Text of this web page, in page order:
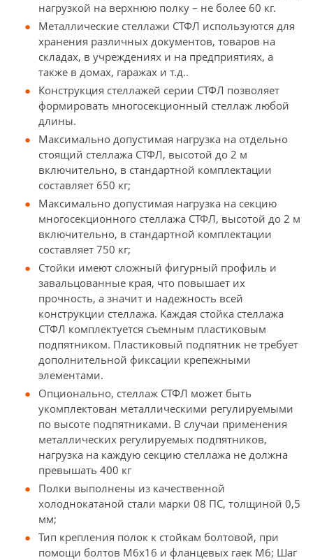
нагрузкой на верхнюю полку – не более 60 кг.
Металлические стеллажи СТФЛ используются для
хранения различных документов, товаров на
складах, в учреждениях и на предприятиях, а
также в домах, гаражах и т.д..
Конструкция стеллажей серии СТФЛ позволяет
формировать многосекционный стеллаж любой
длины.
Максимально допустимая нагрузка на отдельно
стоящий стеллажа СТФЛ, высотой до 2 м
включительно, в стандартной комплектации
составляет 650 кг;
Максимально допустимая нагрузка на секцию
многосекционного стеллажа СТФЛ, высотой до 2 м
включительно, в стандартной комплектации
составляет 750 кг;
Стойки имеют сложный фигурный профиль и
завальцованные края, что повышает их
прочность, а значит и надежность всей
конструкции стеллажа. Каждая стойка стеллажа
СТФЛ комплектуется съемным пластиковым
подпятником. Пластиковый подпятник не требует
дополнительной фиксации крепежными
элементами.
Опционально, стеллаж СТФЛ может быть
укомплектован металлическими регулируемыми
по высоте подпятниками. В случаи применения
металлических регулируемых подпятников,
нагрузка на каждую секцию стеллажа не должна
превышать 400 кг
Полки выполнены из качественной
холоднокатаной стали марки 08 ПС, толщиной 0,5
мм;
Тип крепления полок к стойкам болтовой, при
помощи болтов М6х16 и фланцевых гаек М6; Шаг